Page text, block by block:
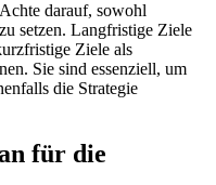
Achte darauf, sowohl
setzen. Langfristige Ziele
Ziele als
Sie sind essenziell, um
die Strategie
für die